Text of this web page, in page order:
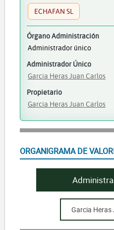
ECHAFAN SL
Órgano Administración
Administrador único
Administrador Único
Garcia Heras Juan Carlos
Propietario
Garcia Heras Juan Carlos
ORGANIGRAMA DE
Garcia